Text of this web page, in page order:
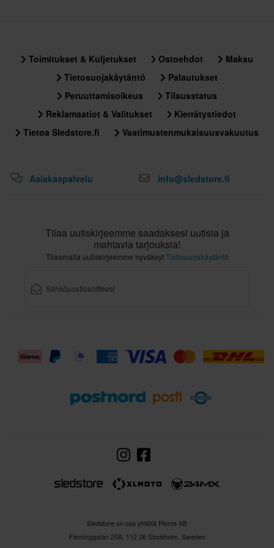
Toimitukset & Kuljetukset Ostoehdot
Maksu
Tietosuojakäytäntö
Palautukset
Peruuttamisoikeus
Tilausstatus
Reklamaatiot & Valitukset
Kierrätystiedot
Tietoa Sledstore.fi
Vaatimustenmukaisuusvakuutus
Asiakaspalvelu info@sledstore.fi
Tilaa uutiskirjeemme saadaksesi uutisia ja
mahtavia tarjouksia!
Tilaamalla uutiskirjeemme hyväksytTietosuojakäytäntö
Sledstore on osa yhtiötä Pierce AB
Fleminggatan 20A, 112 26 Stockholm, Sweden